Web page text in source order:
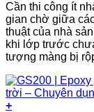
Cần thi công ít
gian chờ giữa
thuật của nhà
khi lớp trước
tượng màng bị
+